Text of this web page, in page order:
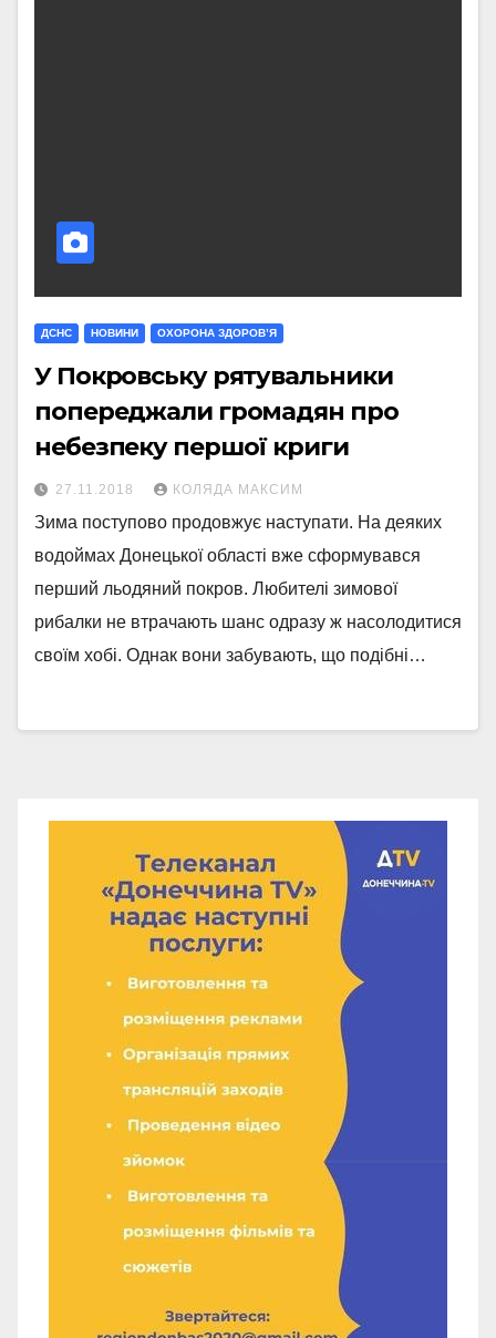
ДСНС НОВИНИ ОХОРОНА ЗДОРОВ’Я
У Покровську рятувальники
попереджали громадян про
небезпеку першої криги
27.11.2018 КОЛЯДА МАКСИМ
Зима поступово продовжує наступати. На деяких
водоймах Донецької області вже сформувався
перший льодяний покров. Любителі зимової
рибалки не втрачають шанс одразу ж насолодитися
своїм хобі. Однак вони забувають, що подібні…